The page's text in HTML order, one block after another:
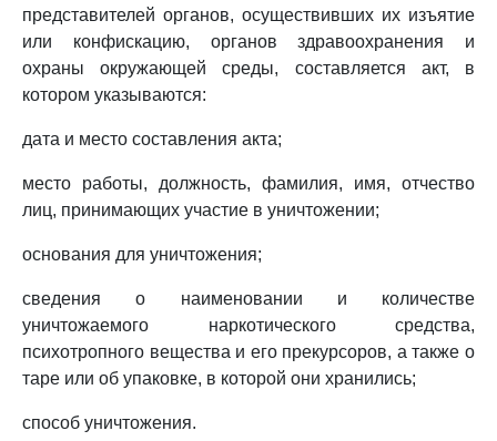
представителей органов, осуществивших их изъятие
или конфискацию, органов здравоохранения и
охраны окружающей среды, составляется акт, в
котором указываются:
дата и место составления акта;
место работы, должность, фамилия, имя, отчество
лиц, принимающих участие в уничтожении;
основания для уничтожения;
сведения о наименовании и количестве
уничтожаемого наркотического средства,
психотропного вещества и его прекурсоров, а также о
таре или об упаковке, в которой они хранились;
способ уничтожения.